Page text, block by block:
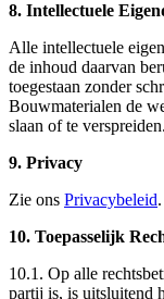
8. Intellectuele
Alle intellectuele
de inhoud daarvan
toegestaan zonder
Bouwmaterialen de
slaan of te verspreiden.
9. Privacy
Zie ons Privacybeleid.
10. Toepasselijk
10.1. Op alle
partij is, is uitsluitend